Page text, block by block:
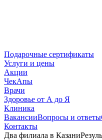
Подарочные сертификаты
Услуги и цены
Акции
ЧекАпы
Врачи
Здоровье от А до Я
Клиника
ВакансииВопросы и ответы
Контакты
Два филиала в Казани